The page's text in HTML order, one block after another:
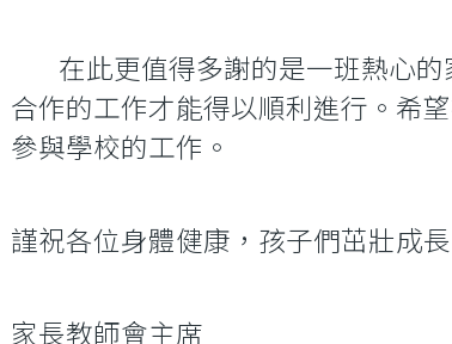
在此更值得多謝的是一班熱心的
合作的工作才能得以順利進行。希
參與學校的工作。
謹祝各位身體健康，孩子們茁壯成長
家長教師會主席